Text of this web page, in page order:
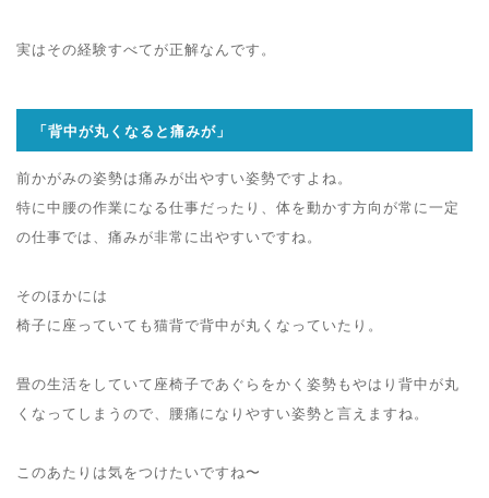
実はその経験すべてが正解なんです。
「背中が丸くなると痛みが」
前かがみの姿勢は痛みが出やすい姿勢ですよね。
特に中腰の作業になる仕事だったり、体を動かす方向が常に一定
の仕事では、痛みが非常に出やすいですね。
そのほかには
椅子に座っていても猫背で背中が丸くなっていたり。
畳の生活をしていて座椅子であぐらをかく姿勢もやはり背中が丸
くなってしまうので、腰痛になりやすい姿勢と言えますね。
このあたりは気をつけたいですね〜